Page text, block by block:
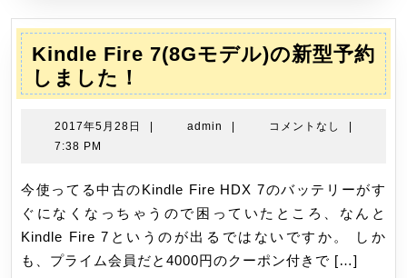
モ
コ
ン
い
た
Kindle Fire 7(8Gモデル)の新型予約
しました！
Fire
7(8G
ル)
の
新
型
2017年5月28日
2017
月
28
admin admin コメントなし
7:38 PM
今使ってる中古のKindle Fire HDX 7のバッテリーがす
ぐになくなっちゃうので困っていたところ、なんと
Kindle Fire 7というのが出るではないですか。 しか
も、プライム会員だと4000円のクーポン付きで […]